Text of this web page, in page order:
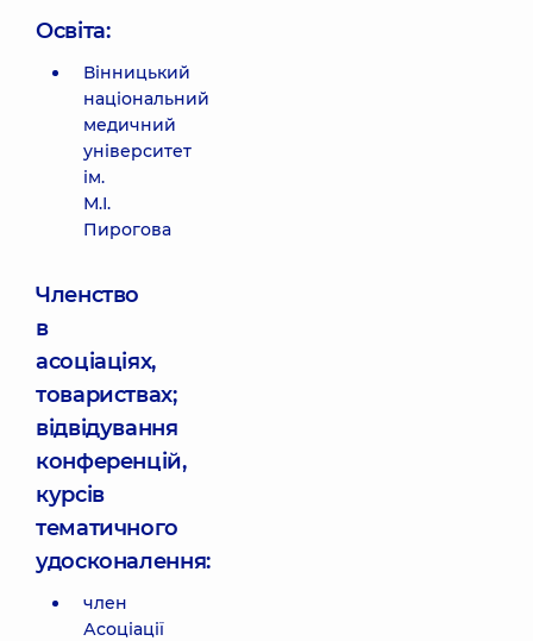
Освіта:
Вінницький
національний
медичний
університет
ім.
М.І.
Пирогова
Членство
в
асоціаціях,
товариствах;
відвідування
конференцій,
курсів
тематичного
удосконалення:
член
Асоціації